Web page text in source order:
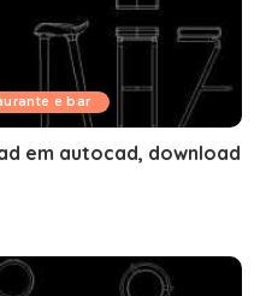
e bar
em autocad, download